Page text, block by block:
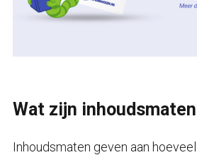
Wat zijn
Inhoudsmaten geven aan